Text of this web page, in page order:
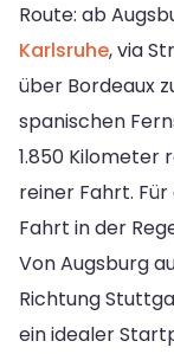
Route: ab
Karlsruhe, via
über Bordeaux
spanischen
1.850 Kilometer
reiner Fahrt.
Fahrt in der
Von Augsburg
Richtung
ein idealer